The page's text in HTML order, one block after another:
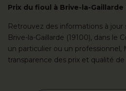
Prix du fioul à Brive-la-Gaillarde
Retrouvez des informations à jour
Brive-la-Gaillarde (19100), dans le
un particulier ou un
transparence des prix et qualité de